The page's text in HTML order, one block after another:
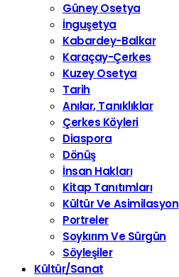
Güney Osetya
İnguşetya
Kabardey-Balkar
Karaçay-Çerkes
Kuzey Osetya
Tarih
Anılar, Tanıklıklar
Çerkes Köyleri
Diaspora
Dönüş
İnsan Hakları
Kitap Tanıtımları
Kültür Ve Asimilasyon
Portreler
Soykırım Ve Sürgün
Söyleşiler
Kültür/Sanat